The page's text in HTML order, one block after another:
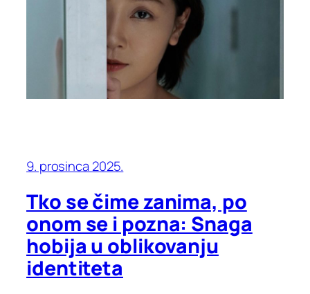
9. prosinca 2025.
Tko se čime zanima, po
onom se i pozna: Snaga
hobija u oblikovanju
identiteta